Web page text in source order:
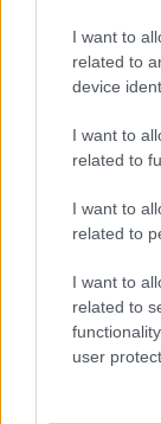
I want to
related to
device
I want to
related to
I want to
related to
I want to
related to
user
a